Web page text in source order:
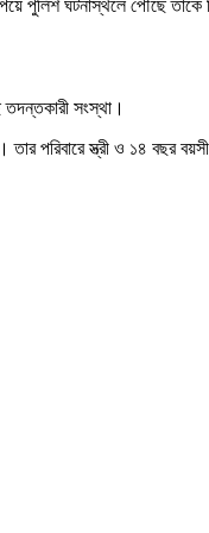
পুলিশ ঘটনাস্থলে পৌঁছে
সংস্থা।
পরিবারে স্ত্রী ও ১৪ বছর